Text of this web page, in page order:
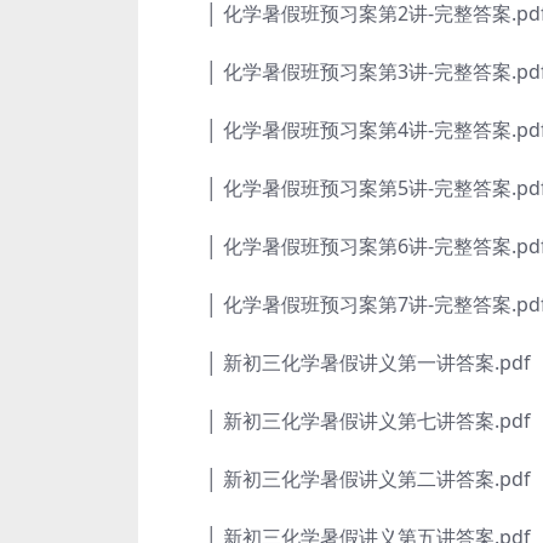
│ 化学暑假班预习案第2讲-完整答案
│ 化学暑假班预习案第3讲-完整答案
│ 化学暑假班预习案第4讲-完整答案
│ 化学暑假班预习案第5讲-完整答案
│ 化学暑假班预习案第6讲-完整答案
│ 化学暑假班预习案第7讲-完整答案
│ 新初三化学暑假讲义第一讲答案.pdf
│ 新初三化学暑假讲义第七讲答案.pdf
│ 新初三化学暑假讲义第二讲答案.pdf
│ 新初三化学暑假讲义第五讲答案.pdf